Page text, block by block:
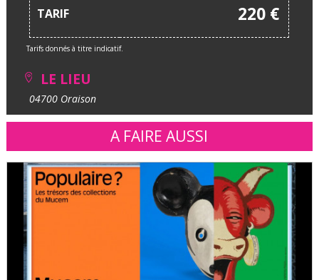
TARIF 220 €
Tarifs donnés à titre indicatif.
LE LIEU
04700 Oraison
A FAIRE AUSSI